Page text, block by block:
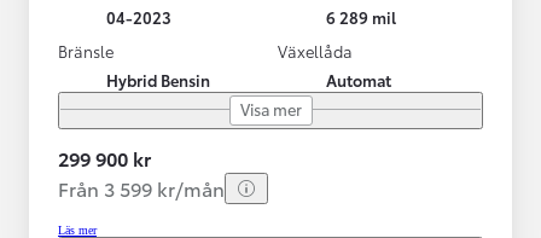
04-2023
6 289 mil
Bränsle
Hybrid Bensin
Växellåda
Automat
Visa mer
299 900 kr
Från 3 599 kr/mån
Läs mer